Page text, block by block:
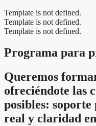
Template is not defined.
Template is not defined.
Template is not defined.
Programa para
Queremos
ofreciéndote las
posibles:
real y claridad